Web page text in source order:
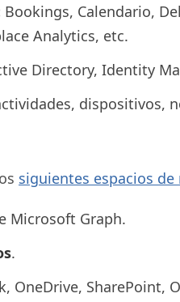
Bookings, Calendario,
Analytics, etc.
Directory, Identity
dispositivos,
siguientes espacios de
Microsoft Graph.
.
OneDrive, SharePoint,